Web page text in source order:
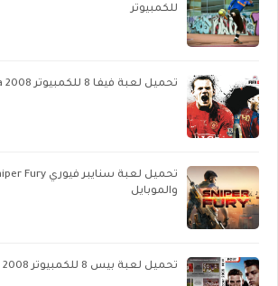
للكمبيوتر
تحميل لعبة فيفا 8 للكمبيوتر fifa 2008 بربط مباشر
والموبايل
تحميل لعبة بيس 8 للكمبيوتر pes 2008 بربط مباشر